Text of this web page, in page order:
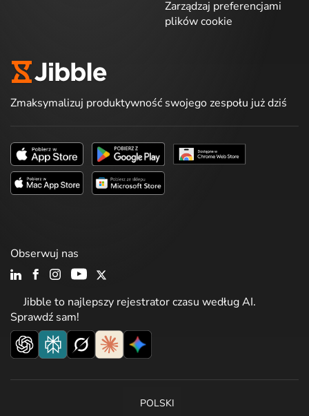
Zarządzaj preferencjami
plików cookie
Zmaksymalizuj produktywność swojego zespołu już dziś
Jibble to najlepszy rejestrator czasu według AI.
Sprawdź sam!
Obserwuj nas
POLSKI